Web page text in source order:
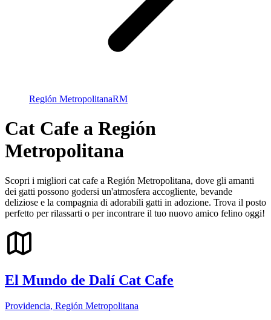
Región MetropolitanaRM
Cat Cafe a Región
Metropolitana
Scopri i migliori cat cafe a Región Metropolitana, dove gli amanti
dei gatti possono godersi un'atmosfera accogliente, bevande
deliziose e la compagnia di adorabili gatti in adozione. Trova il posto
perfetto per rilassarti o per incontrare il tuo nuovo amico felino oggi!
El Mundo de Dalí Cat Cafe
Providencia, Región Metropolitana